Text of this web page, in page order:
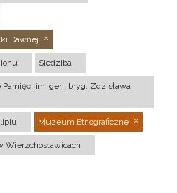
Dawnej
Siedziba
im. gen. bryg. Zdzisława
Muzeum Etnograficzne